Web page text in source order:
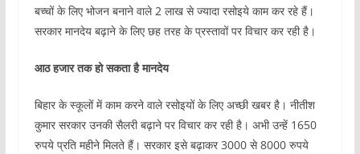
बच्चों के लिए भोजन बनाने वाले 2 लाख से ज्यादा रसोइये काम कर रहे हैं।
सरकार मानदेय बढ़ाने के लिए छह तरह के प्रस्तावों पर विचार कर रही है।
आठ हजार तक हो सकता है मानदेय
बिहार के स्कूलों में काम करने वाले रसोइयों के लिए अच्छी खबर है। नीतीश
कुमार सरकार उनकी सैलरी बढ़ाने पर विचार कर रही है। अभी उन्हें 1650
रुपये प्रति महीने मिलते हैं। सरकार इसे बढ़ाकर 3000 से 8000 रुपये